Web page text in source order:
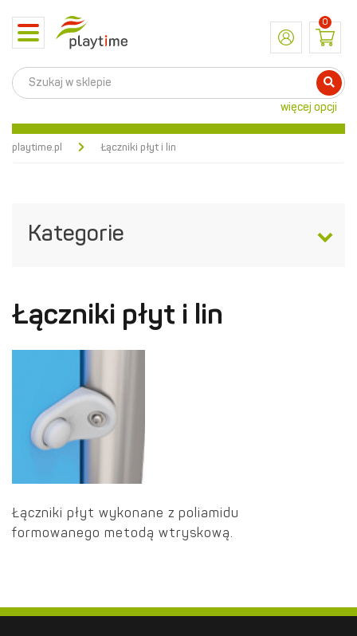
Toggle
navigation
0
więcej opcji
playtime.pl Łączniki płyt i lin
Kategorie
Łączniki płyt i lin
Łączniki płyt wykonane z poliamidu
formowanego metodą wtryskową.